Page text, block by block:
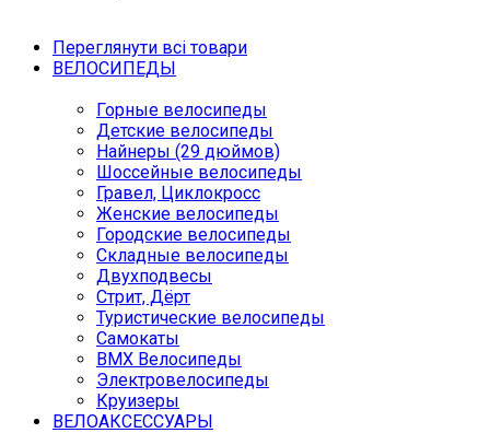
Переглянути всі товари
ВЕЛОСИПЕДЫ
Горные велосипеды
Детские велосипеды
Найнеры (29 дюймов)
Шоссейные велосипеды
Гравел, Циклокросс
Женские велосипеды
Городcкие велосипеды
Складные велосипеды
Двухподвесы
Стрит, Дёрт
Туристические велосипеды
Самокаты
BMX Велосипеды
Электровелосипеды
Круизеры
ВЕЛОАКСЕССУАРЫ